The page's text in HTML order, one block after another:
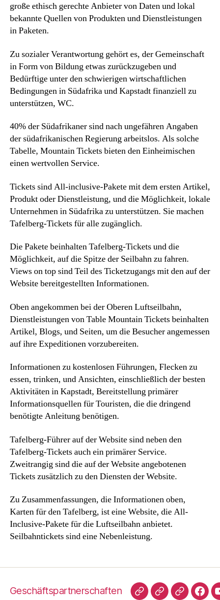
große ethisch gerechte Anbieter von Daten und lokal
bekannte Quellen von Produkten und Dienstleistungen
in Paketen.
Zu sozialer Verantwortung gehört es, der Gemeinschaft
in Form von Bildung etwas zurückzugeben und
Bedürftige unter den schwierigen wirtschaftlichen
Bedingungen in Südafrika und Kapstadt finanziell zu
unterstützen, WC.
40% der Südafrikaner sind nach ungefähren Angaben
der südafrikanischen Regierung arbeitslos. Als solche
Tabelle, Mountain Tickets bieten den Einheimischen
einen wertvollen Service.
Tickets sind All-inclusive-Pakete mit dem ersten Artikel,
Produkt oder Dienstleistung, und die Möglichkeit, lokale
Unternehmen in Südafrika zu unterstützen. Sie machen
Tafelberg-Tickets für alle zugänglich.
Die Pakete beinhalten Tafelberg-Tickets und die
Möglichkeit, auf die Spitze der Seilbahn zu fahren.
Views on top sind Teil des Ticketzugangs mit den auf der
Website bereitgestellten Informationen.
Oben angekommen bei der Oberen Luftseilbahn,
Dienstleistungen von Table Mountain Tickets beinhalten
Artikel, Blogs, und Seiten, um die Besucher angemessen
auf ihre Expeditionen vorzubereiten.
Informationen zu kostenlosen Führungen, Flecken zu
essen, trinken, und Ansichten, einschließlich der besten
Aktivitäten in Kapstadt, Bereitstellung primärer
Informationsquellen für Touristen, die die dringend
benötigte Anleitung benötigen.
Tafelberg-Führer auf der Website sind neben den
Tafelberg-Tickets auch ein primärer Service.
Zweitrangig sind die auf der Website angebotenen
Tickets zusätzlich zu den Diensten der Website.
Zu Zusammenfassungen, die Informationen oben,
Karten für den Tafelberg, ist eine Website, die All-
Inclusive-Pakete für die Luftseilbahn anbietet.
Seilbahntickets sind eine Nebenleistung.
Geschäftspartnerschaften
TripAdvisor
HalloTrustPilot